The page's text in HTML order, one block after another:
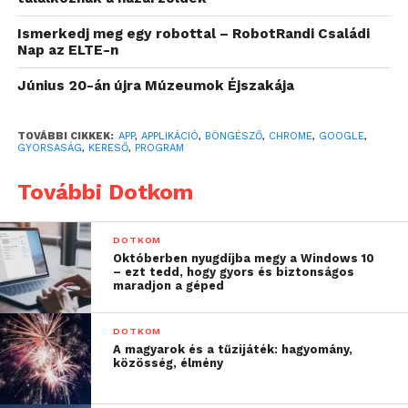
belül megjelenhet ugyanez a funkció a Windows, a
macOS és a Linux számára.
A BFCache – magyarázza a SlashGear– gyakorlatilag
azt. Android rendszeren ez úgy érzékelhető, hogy a
újranyit egy bezárt oldalt, vagy előre és hátra lép az
sávszélessége vagy adatelérése korlátozott lehet, ez
óriási költség- és időmegtakarítást jelenthet.
Asztali számítógépeknél persze nemigen kell
ilyesfajta korlátozásokkal számolni, azonban
mindenképpen kedvező lehet, ha úgy tudunk ide-
oda ugrálni az előzményekben lévő oldalakon, hogy
nem kell megvárni, míg azok újratöltik a
Ismerkedj meg egy robottal – RobotRandi Családi
Nap az ELTE-n
Június 20-án újra Múzeumok Éjszakája
TOVÁBBI CIKKEK: APP, APPLIKÁCIÓ, BÖNGÉSZŐ, CHROME, GOOGLE,
GYORSASÁG, KERESŐ, PROGRAM
További Dotkom
DOTKOM
Októberben nyugdíjba megy a Windows 10
– ezt tedd, hogy gyors és biztonságos
maradjon a géped
DOTKOM
A magyarok és a tűzijáték: hagyomány,
közösség, élmény